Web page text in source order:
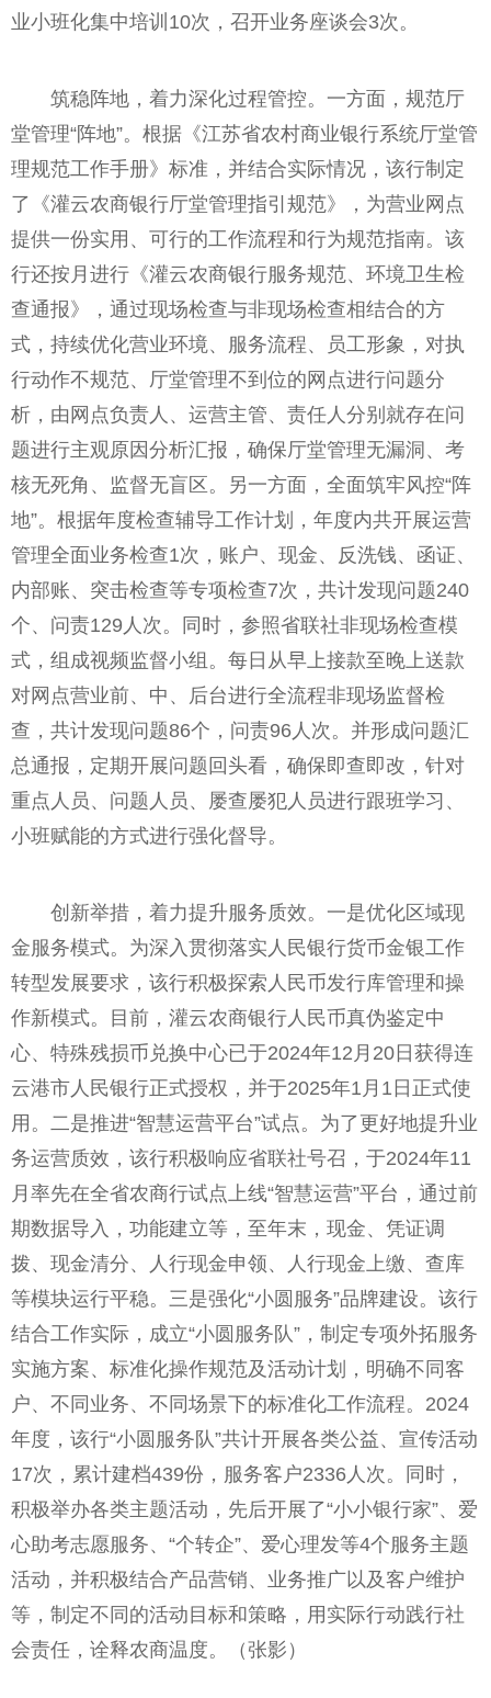
业小班化集中培训10次，召开业务座谈会3次。
筑稳阵地，着力深化过程管控。一方面，规范厅
堂管理“阵地”。根据《江苏省农村商业银行系统厅堂管
理规范工作手册》标准，并结合实际情况，该行制定
了《灌云农商银行厅堂管理指引规范》，为营业网点
提供一份实用、可行的工作流程和行为规范指南。该
行还按月进行《灌云农商银行服务规范、环境卫生检
查通报》，通过现场检查与非现场检查相结合的方
式，持续优化营业环境、服务流程、员工形象，对执
行动作不规范、厅堂管理不到位的网点进行问题分
析，由网点负责人、运营主管、责任人分别就存在问
题进行主观原因分析汇报，确保厅堂管理无漏洞、考
核无死角、监督无盲区。另一方面，全面筑牢风控“阵
地”。根据年度检查辅导工作计划，年度内共开展运营
管理全面业务检查1次，账户、现金、反洗钱、函证、
内部账、突击检查等专项检查7次，共计发现问题240
个、问责129人次。同时，参照省联社非现场检查模
式，组成视频监督小组。每日从早上接款至晚上送款
对网点营业前、中、后台进行全流程非现场监督检
查，共计发现问题86个，问责96人次。并形成问题汇
总通报，定期开展问题回头看，确保即查即改，针对
重点人员、问题人员、屡查屡犯人员进行跟班学习、
小班赋能的方式进行强化督导。
创新举措，着力提升服务质效。一是优化区域现
金服务模式。为深入贯彻落实人民银行货币金银工作
转型发展要求，该行积极探索人民币发行库管理和操
作新模式。目前，灌云农商银行人民币真伪鉴定中
心、特殊残损币兑换中心已于2024年12月20日获得连
云港市人民银行正式授权，并于2025年1月1日正式使
用。二是推进“智慧运营平台”试点。为了更好地提升业
务运营质效，该行积极响应省联社号召，于2024年11
月率先在全省农商行试点上线“智慧运营”平台，通过前
期数据导入，功能建立等，至年末，现金、凭证调
拨、现金清分、人行现金申领、人行现金上缴、查库
等模块运行平稳。三是强化“小圆服务”品牌建设。该行
结合工作实际，成立“小圆服务队”，制定专项外拓服务
实施方案、标准化操作规范及活动计划，明确不同客
户、不同业务、不同场景下的标准化工作流程。2024
年度，该行“小圆服务队”共计开展各类公益、宣传活动
17次，累计建档439份，服务客户2336人次。同时，
积极举办各类主题活动，先后开展了“小小银行家”、爱
心助考志愿服务、“个转企”、爱心理发等4个服务主题
活动，并积极结合产品营销、业务推广以及客户维护
等，制定不同的活动目标和策略，用实际行动践行社
会责任，诠释农商温度。（张影）